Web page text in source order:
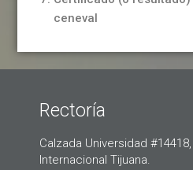
ceneval
Rectoría
Calzada Universidad
Internacional Tijuana.